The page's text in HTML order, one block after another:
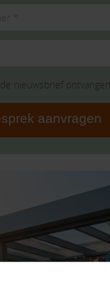
de nieuwsbrief ontvangen
aanvragen